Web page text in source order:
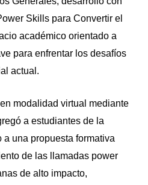
Skills para Convertir el
académico orientado a
para enfrentar los desafíos
actual.
modalidad virtual mediante
a estudiantes de la
una propuesta formativa
de las llamadas power
de alto impacto,